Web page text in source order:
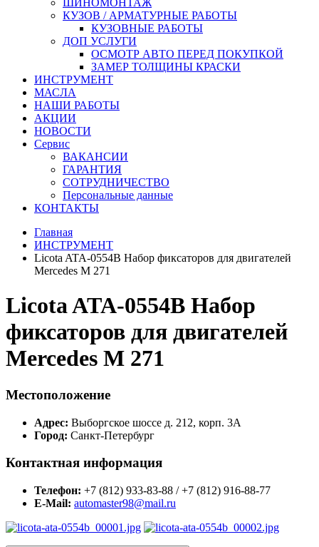
ШИНОМОНТАЖ
КУЗОВ / АРМАТУРНЫЕ РАБОТЫ
КУЗОВНЫЕ РАБОТЫ
ДОП УСЛУГИ
ОСМОТР АВТО ПЕРЕД ПОКУПКОЙ
ЗАМЕР ТОЛЩИНЫ КРАСКИ
ИНСТРУМЕНТ
МАСЛА
НАШИ РАБОТЫ
АКЦИИ
НОВОСТИ
Сервис
ВАКАНСИИ
ГАРАНТИЯ
СОТРУДНИЧЕСТВО
Персональные данные
КОНТАКТЫ
Главная
ИНСТРУМЕНТ
Licota ATA-0554B Набор фиксаторов для двигателей
Mercedes M 271
Licota ATA-0554B Набор
фиксаторов для двигателей
Mercedes M 271
Местоположение
Адрес: Выборгское шоссе д. 212, корп. 3А
Город: Санкт-Петербург
Контактная информация
Телефон: +7 (812) 933-83-88 / +7 (812) 916-88-77
E-Mail: automaster98@mail.ru